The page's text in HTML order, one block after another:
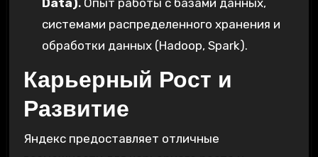
системами распределенного хранения и
обработки данных (Hadoop, Spark).
Карьерный Рост и
Развитие
Яндекс предоставляет отличные